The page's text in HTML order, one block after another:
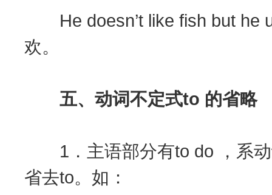
He doesn’t like fish but he
欢。
五、动词不定式to 的省略
1．主语部分有to do ，系动
省去to。如：